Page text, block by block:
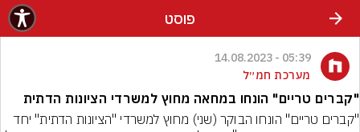
פוסט
05:39 - 14.08.2023
מערכת חמ״ל
"קברים טריים" הונחו במחאה מחוץ למשרדי הציונות הדתית
"קברים טריים" הונחו הבוקר (שני) מחוץ למשרדי "הציונות הדתית" יחד